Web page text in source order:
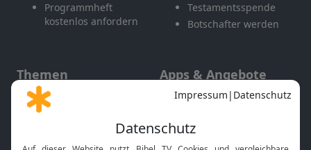
Programmheft
kostenlos anfordern
Testamentsspende
Botschafter werden
Themen
Gott und Bibel erklärt
Apps & Angebote
Mobile App